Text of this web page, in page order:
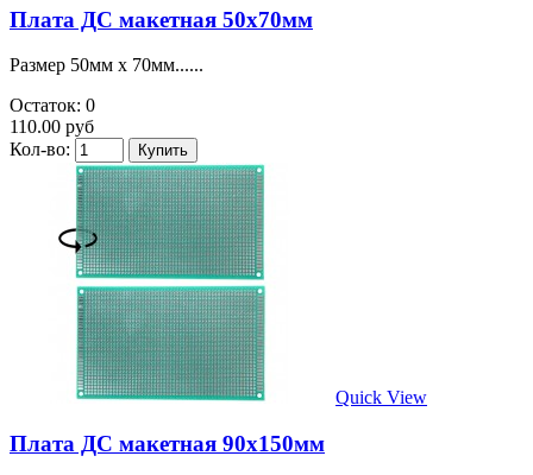
Плата ДС макетная 50х70мм
Размер 50мм х 70мм......
Остаток: 0
110.00 руб
Кол-во:
Quick View
Плата ДС макетная 90х150мм